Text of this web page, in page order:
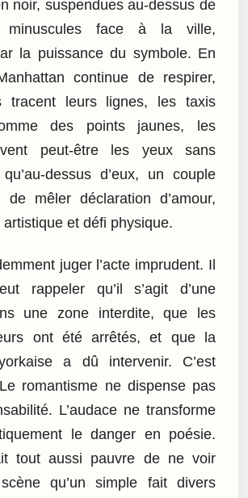
noir, suspendues au-dessus de
minuscules face à la ville,
la puissance du symbole. En
continue de respirer,
tracent leurs lignes, les taxis
des points jaunes, les
peut-être les yeux sans
dessus d’eux, un couple
mêler déclaration d’amour,
et défi physique.
juger l’acte imprudent. Il
rappeler qu’il s’agit d’une
une zone interdite, que les
ont été arrêtés, et que la
a dû intervenir. C’est
romantisme ne dispense pas
L’audace ne transforme
le danger en poésie.
tout aussi pauvre de ne voir
qu’un simple fait divers